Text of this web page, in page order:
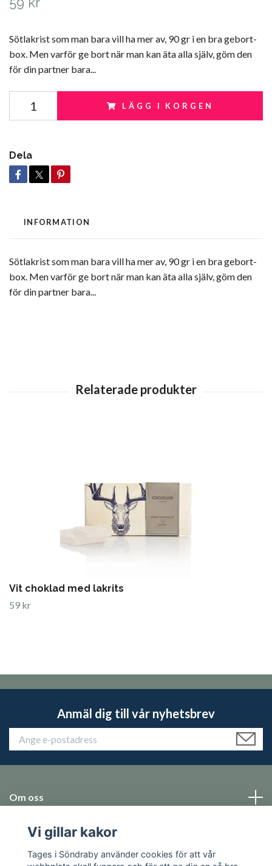
Sötlakrist som man bara vill ha mer av, 90 gr i en bra gebort-
box. Men varför ge bort när man kan äta alla själv, göm den
för din partner bara...
LÄGG I KORGEN
Dela
INFORMATION
Sötlakrist som man bara vill ha mer av, 90 gr i en bra gebort-
box. Men varför ge bort när man kan äta alla själv, göm den
för din partner bara...
Vit choklad med lakrits
59 kr
Anmäl dig till vår nyhetsbrev
Om oss
Emballage
Vi gillar kakor
Tages i Söndraby använder cookies för att vår